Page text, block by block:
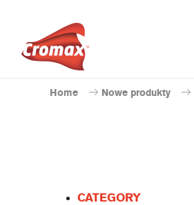
Home Nowe produkty
CATEGORY